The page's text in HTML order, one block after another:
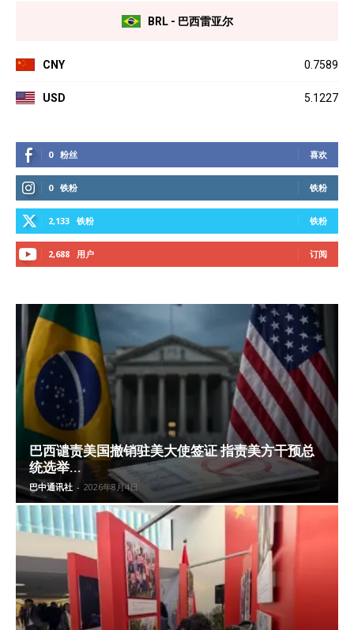
BRL - 巴西雷亚尔
CNY 0.7589
USD 5.1227
0 粉丝 喜欢
0 铁粉 铁粉
2,133 铁粉 铁粉
2,688 用户 订阅
巴西谴责美国撤销驻美大使签证 指责美方干预总
统选举...
巴中通讯社 - 2026年8月4日